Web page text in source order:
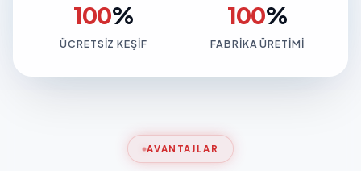
100%
ÜCRETSIZ KEŞIF
100%
FABRIKA ÜRETIMI
AVANTAJLAR